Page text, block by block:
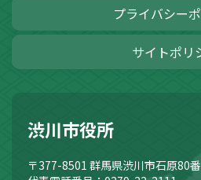
プライバシー
サイトポリ
渋川市役所
〒377-8501 群馬県渋川市石原80